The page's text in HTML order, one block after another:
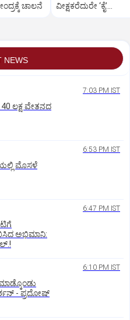
ಚಾಲನೆ
ವೀಕ್ಷಕರೆದುರೇ ‘ಕೈ’
NEWS
7:03 PM IST
ಲಕ್ಷ ವೇತನದ
6:53 PM IST
ಮೊಸಳೆ
6:47 PM IST
ಅಭಿಮಾನಿ:
6:10 PM IST
- ಪ್ರದೋಷ್‌